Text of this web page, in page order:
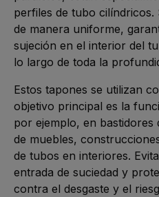
perfiles de tubo cilíndricos.
de manera uniforme,
sujeción en el interior del
lo largo de toda la
Estos tapones se utilizan
objetivo principal es la
por ejemplo, en bastidores
de muebles,
de tubos en interiores.
entrada de suciedad y
contra el desgaste y el